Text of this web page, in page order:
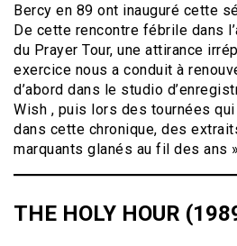
Bercy en 89 ont inauguré cette
De cette rencontre fébrile dans
du Prayer Tour, une attirance
exercice nous a conduit à
d’abord dans le studio
Wish , puis lors des tournées
dans cette chronique, des
marquants glanés au fil des ans
THE HOLY HOUR